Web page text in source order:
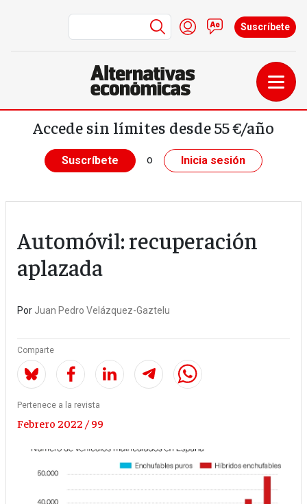
Pasar al contenido principal
Menú de cuenta de
Iniciar sesión
Contacto
Suscríbete
Accede sin límites desde 55 €/año
Suscríbete o Inicia sesión
Automóvil: recuperación
aplazada
Por Juan Pedro Velázquez-Gaztelu
Comparte
Pertenece a la revista
Febrero 2022 / 99